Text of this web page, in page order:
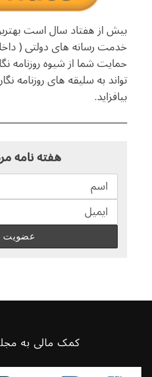
بیش از هفتاد سال است بهترین
خدمت رسانه های دولتی (
حمایت شما از شیوه روزنامه
تواند به سلیقه های روزنامه
بیافزاید.
هفته نامه
کمک مالی به